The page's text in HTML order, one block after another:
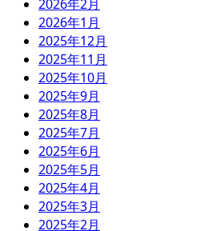
2026年2月
2026年1月
2025年12月
2025年11月
2025年10月
2025年9月
2025年8月
2025年7月
2025年6月
2025年5月
2025年4月
2025年3月
2025年2月